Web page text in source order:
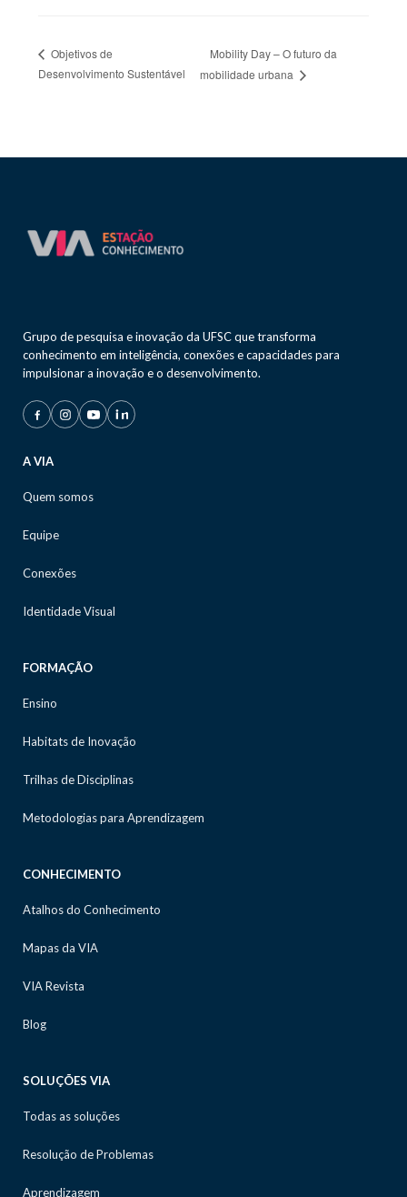
Objetivos de
Desenvolvimento Sustentável
Mobility Day – O futuro da
mobilidade urbana
Grupo de pesquisa e inovação da UFSC que transforma
conhecimento em inteligência, conexões e capacidades para
impulsionar a inovação e o desenvolvimento.
A VIA
Quem somos
Equipe
Conexões
Identidade Visual
FORMAÇÃO
Ensino
Habitats de Inovação
Trilhas de Disciplinas
Metodologias para Aprendizagem
CONHECIMENTO
Atalhos do Conhecimento
Mapas da VIA
VIA Revista
Blog
SOLUÇÕES VIA
Todas as soluções
Resolução de Problemas
Aprendizagem